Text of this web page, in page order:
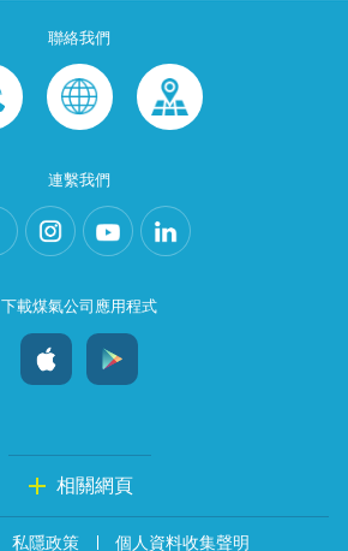
聯絡我們
連繫我們
下載煤氣公司應用程式
相關網頁
私隱政策 個人資料收集聲明